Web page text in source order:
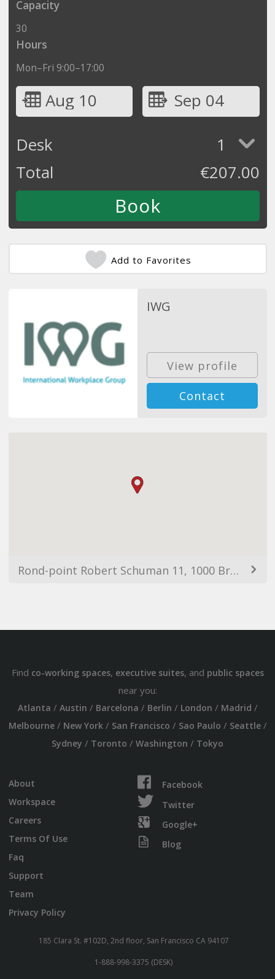
Capacity
30
Hours
Mon–Fri 9:00–17:00
Aug 10
Sep 04
Desk
1
Total
€207.00
Add to Favorites
IWG
View profile
Contact
Rond-point Robert Schuman 11, 1000 Bruxelles, Belgium
Find co-working spaces, executive suites, and public spaces
near you:
Atlanta / Austin / Barcelona / Berlin / London / Madrid /
Melbourne/ New York/ San Francisco / Sao Paulo / Seattle/
Sydney / Toronto / Washington / Tokyo
About
Workspace
Careers
Terms Of Use
Faq
Support
Team
Privacy Policy
Facebook
Twitter
Google+
Blog
185 Clara St. #102D, 2nd floor, San Francisco CA 94107
1-888-998-3375 (DESK)